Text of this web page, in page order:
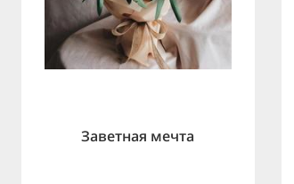
Заветная мечта